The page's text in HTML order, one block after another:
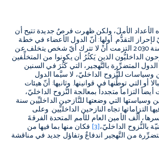
الأملَ، ولكن ظهرت فرصٌ جديدة تتيح أن
التقدُّم. أولها: أنّ الدول الأعضاء في خطة
التنمية المستدامة لسنة 2030 التزمت أنْ لا تترك أيّ شخص يتخلف عن
الداخليُّون الذين يَكثُرُ أن يكونوا من المتخلِّفين
المتضرِّرة بالتَّهجير، التي كَثُرَ في السنين
وسياسات للنُّزوح الداخليّ، لا سيَّما الدول
أو التي توطِّنها في قوانينها. وثانيها: أنّ هيئات
التزاماً متجدداً بمعالجة النُّزوح الداخليّ،
وسياستها التي وضعتها للنَّازحين الداخليِّين سنة
التزاماتها تجاه النازحين الداخليِّين. وعلى
ألَّف الأمين العام للأمم المتحدة الفرقةَ
بالنُّزوح الداخليّ،[3] فكان منها بما فيها من
من التَّهجير اندفاعٌ وتفاؤل جديد في مناقشة